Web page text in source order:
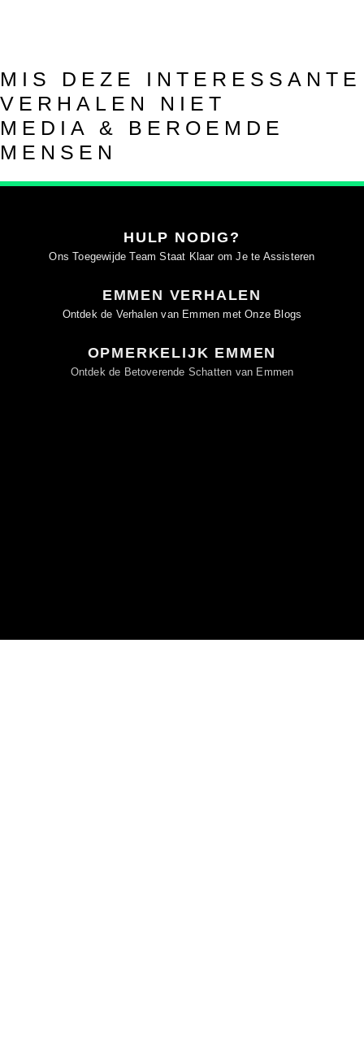
MIS DEZE INTERESSANTE
VERHALEN NIET
MEDIA & BEROEMDE
MENSEN
HULP NODIG?
Ons Toegewijde Team Staat Klaar om Je te Assisteren
EMMEN VERHALEN
Ontdek de Verhalen van Emmen met Onze Blogs
OPMERKELIJK EMMEN
Ontdek de Betoverende Schatten van Emmen